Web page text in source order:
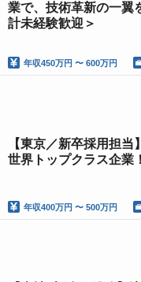
業で、技術革新の一翼
計未経験歓迎＞
年収450万円 〜 600万円
【東京／新卒採用担
世界トップクラス企業
年収400万円 〜 500万円